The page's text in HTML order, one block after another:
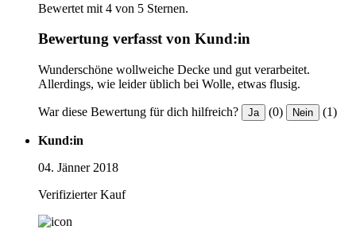
Bewertet mit 4 von 5 Sternen.
Bewertung verfasst von Kund:in
Wunderschöne wollweiche Decke und gut verarbeitet.
Allerdings, wie leider üblich bei Wolle, etwas flusig.
War diese Bewertung für dich hilfreich? Ja (0) Nein (1)
Kund:in
04. Jänner 2018
Verifizierter Kauf